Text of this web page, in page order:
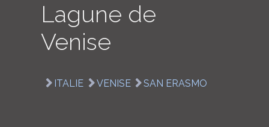
Lagune de
Venise
ITALIE VENISE SAN ERASMO